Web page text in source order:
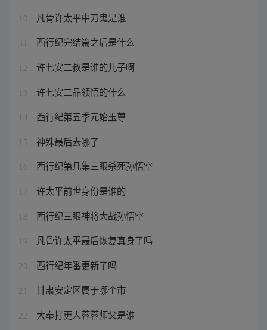
10 凡骨许太平中刀鬼是谁
西行纪完结篇之后是什么
12 许七安二叔是谁的儿子啊
13 许七安二品领悟的什么
14 西行纪第五季元始玉尊
15 神殊最后去哪了
16 西行纪第几集三眼杀死孙悟空
17 许太平前世身份是谁的
18 西行纪三眼神将大战孙悟空
19 凡骨许太平最后恢复真身了吗
20 西行纪年番更新了吗
21 甘肃安定区属于哪个市
22 大奉打更人蓉蓉师父是谁